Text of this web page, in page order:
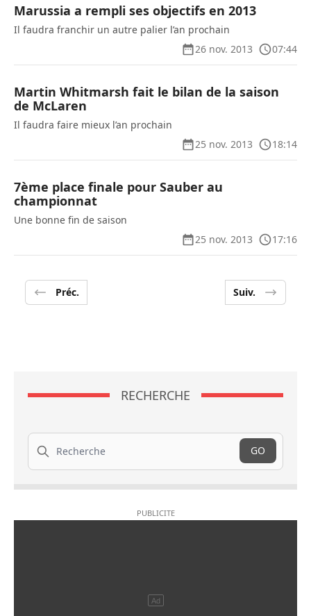
Marussia a rempli ses objectifs en 2013
Il faudra franchir un autre palier l’an prochain
26 nov. 2013
07:44
Martin Whitmarsh fait le bilan de la saison
de McLaren
Il faudra faire mieux l’an prochain
25 nov. 2013
18:14
7ème place finale pour Sauber au
championnat
Une bonne fin de saison
25 nov. 2013
17:16
Préc. Suiv.
RECHERCHE
Recherche
GO